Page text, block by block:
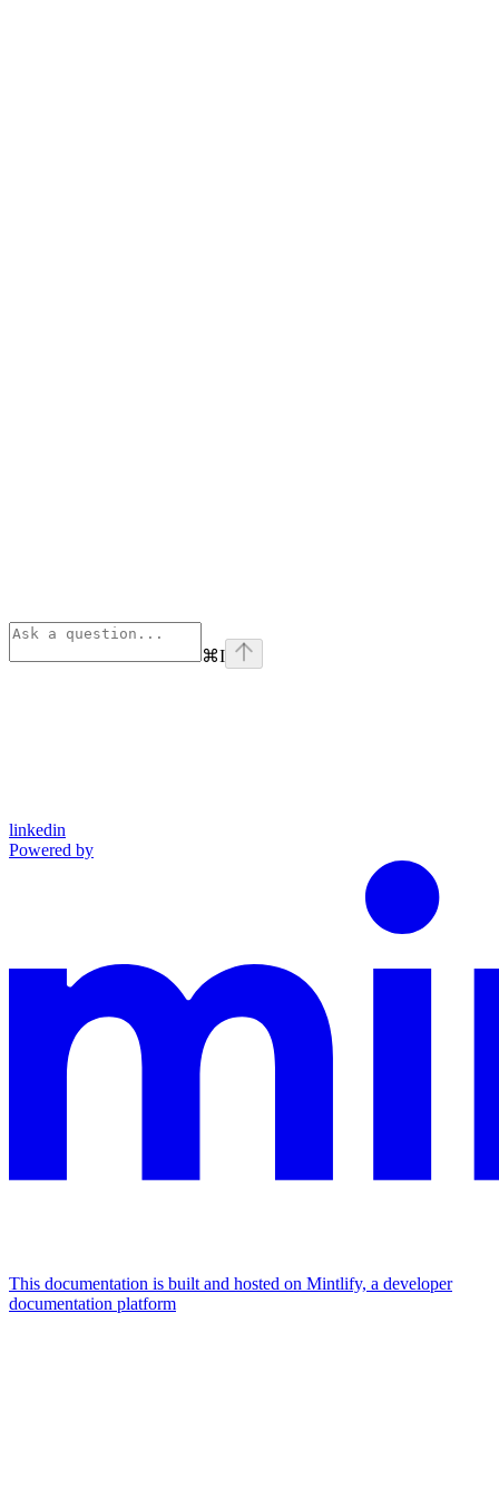
⌘I
linkedin
Powered by
This documentation is built and hosted on Mintlify, a developer
documentation platform